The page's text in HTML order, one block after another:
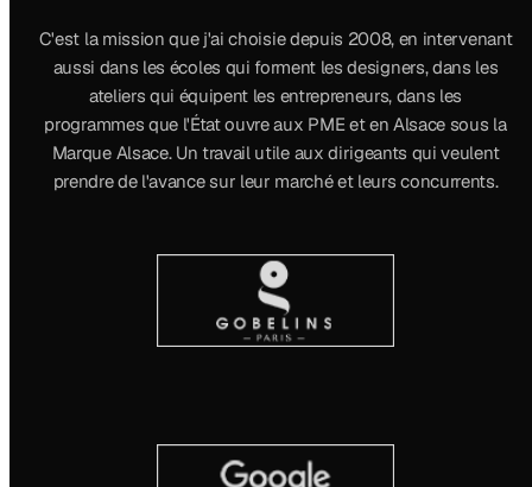
C'est la mission que j'ai choisie depuis 2008, en intervenant
aussi dans les écoles qui forment les designers, dans les
ateliers qui équipent les entrepreneurs, dans les
programmes que l'État ouvre aux PME et en Alsace sous la
Marque Alsace. Un travail utile aux dirigeants qui veulent
prendre de l'avance sur leur marché et leurs concurrents.